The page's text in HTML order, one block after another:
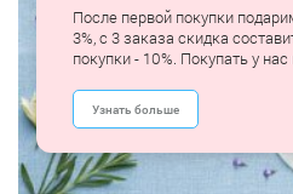
После первой покупки
3%, с 3 заказа скидка
покупки - 10%. Покупать у
Узнать больше